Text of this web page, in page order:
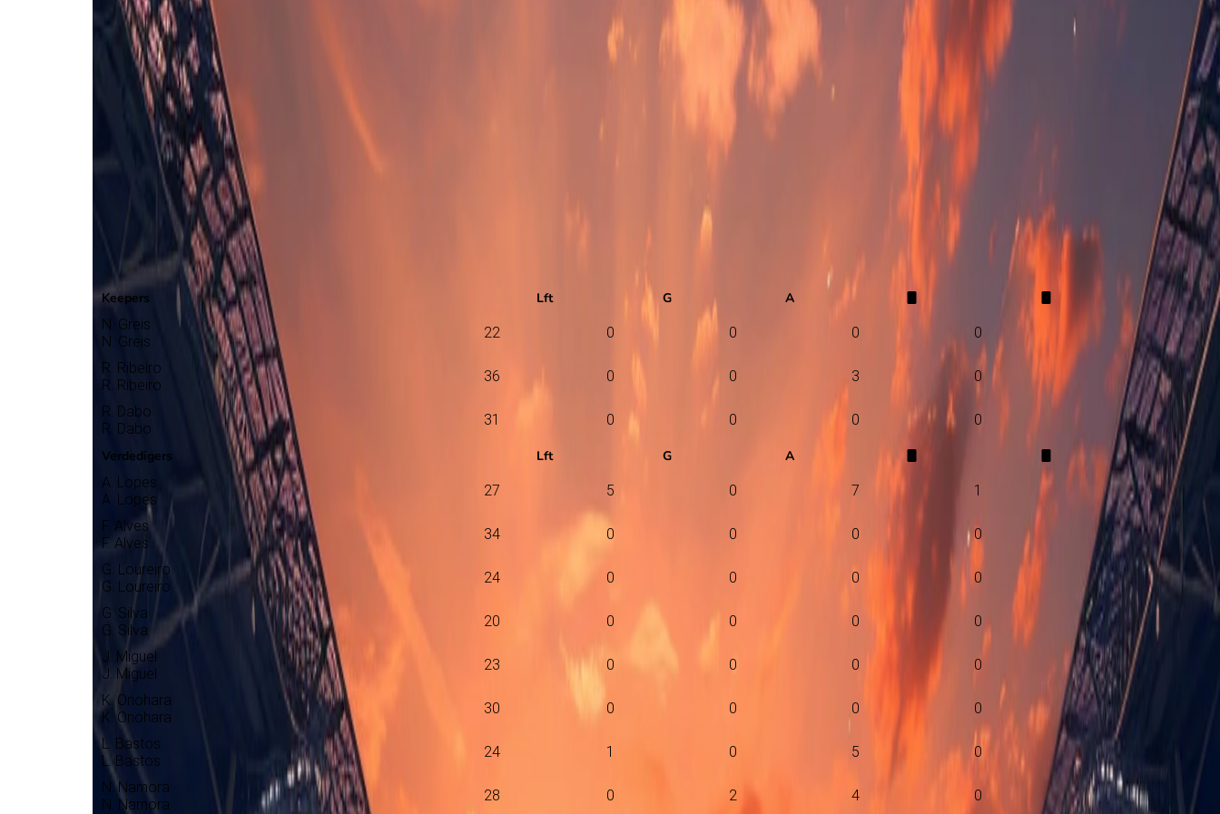
Opstelling nog niet bekend
Keepers Lft G
A
N. Greis
N. Greis
22 0 0 0 0
R. Ribeiro
R. Ribeiro
36 0 0 3 0
R. Dabo
R. Dabo
31 0 0 0 0
Verdedigers Lft G
A
A. Lopes
A. Lopes
27 5 0 7 1
F. Alves
F. Alves
34 0 0 0 0
G. Loureiro
G. Loureiro
24 0 0 0 0
G. Silva
G. Silva
20 0 0 0 0
J. Miguel
J. Miguel
23 0 0 0 0
K. Onohara
K. Onohara
30 0 0 0 0
L. Bastos
L. Bastos
24 1 0 5 0
N. Namora
N. Namora
28 0 2 4 0